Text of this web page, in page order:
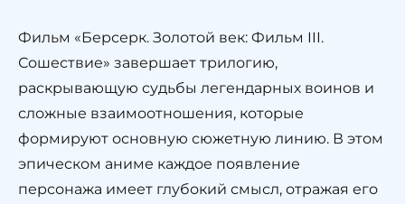
Фильм «Берсерк. Золотой век: Фильм III.
Сошествие» завершает трилогию,
раскрывающую судьбы легендарных воинов и
сложные взаимоотношения, которые
формируют основную сюжетную линию. В этом
эпическом аниме каждое появление
персонажа имеет глубокий смысл, отражая его